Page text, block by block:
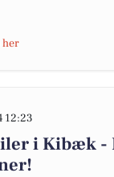
her
12:23
i Kibæk -